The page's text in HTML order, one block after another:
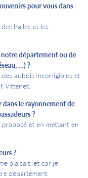
pour vous dans
halles et les
département ou de
…) ?
aubois incorrigibles et
Vittenet.
le rayonnement de
?
et en mettant en
?
plaisait, et car je
département